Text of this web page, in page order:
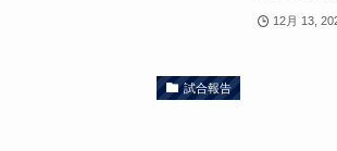
12月 13,
試合報告